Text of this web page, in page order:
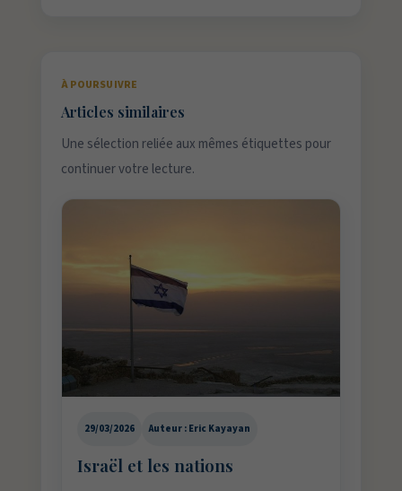
À POURSUIVRE
Articles similaires
Une sélection reliée aux mêmes étiquettes pour
continuer votre lecture.
29/03/2026 Auteur : Eric Kayayan
Israël et les nations